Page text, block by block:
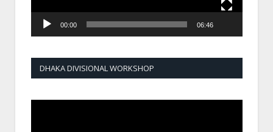
00:00 06:46
DHAKA DIVISIONAL WORKSHOP